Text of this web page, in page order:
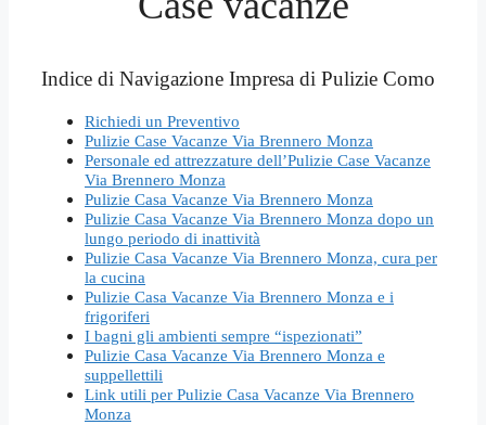
Indice di Navigazione Impresa di Pulizie Como
Richiedi un Preventivo
Pulizie Case Vacanze Via Brennero Monza
Personale ed attrezzature dell’Pulizie Case Vacanze
Via Brennero Monza
Pulizie Casa Vacanze Via Brennero Monza
Pulizie Casa Vacanze Via Brennero Monza dopo un
lungo periodo di inattività
Pulizie Casa Vacanze Via Brennero Monza, cura per
la cucina
Pulizie Casa Vacanze Via Brennero Monza e i
frigoriferi
I bagni gli ambienti sempre “ispezionati”
Pulizie Casa Vacanze Via Brennero Monza e
suppellettili
Link utili per Pulizie Casa Vacanze Via Brennero
Monza